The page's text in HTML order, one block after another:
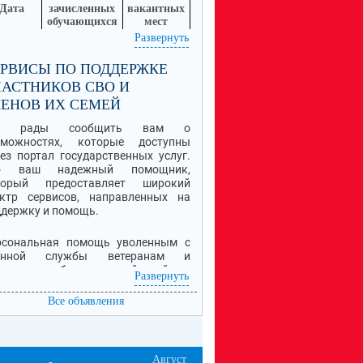
Дата
зачисленных
обучающихся
вакантных
мест
18
находится по ссылке.
Развернуть
ПО ПОДДЕРЖКЕ
СВО И
ИХ СЕМЕЙ
рады сообщить вам о
которые доступны
портал государственных услуг.
ваш надежный помощник,
предоставляет широкий
сервисов, направленных на
и помощь.
помощь уволенным с
службы ветеранам и
боевых действий -
специальной военной
(СВО), семьям погибших
мерах поддержки и
Развернуть
Все объявления
Август